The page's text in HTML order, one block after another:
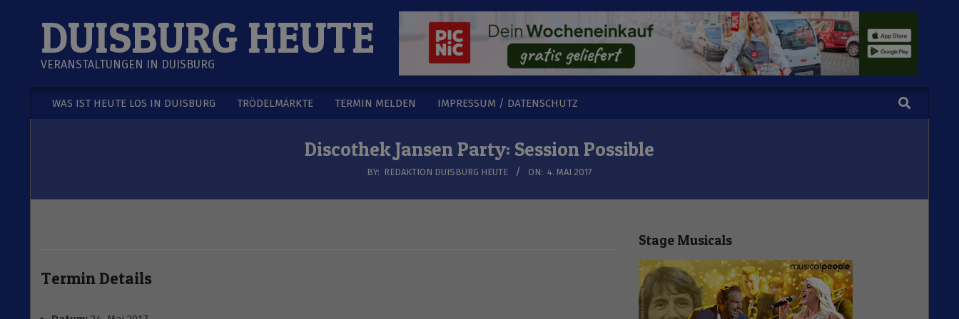
DUISBURG HEUTE
VERANSTALTUNGEN IN DUISBURG
Secondary
WAS IST HEUTE LOS IN DUISBURG TRÖDELMÄRKTE TERMIN MELDEN IMPRESSUM / DATENSCHUTZ Search
Discothek Jansen Party: Session Possible
BY: REDAKTION DUISBURG HEUTE ON: 4. MAI 2017
Termin Details
Stage Musicals